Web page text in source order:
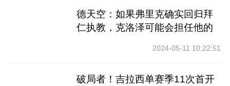
德天空：如果弗里克确实回归拜
仁执教，克洛泽可能会担任他的
2024-05-11 10:22:51
破局者！吉拉西单赛季11次首开